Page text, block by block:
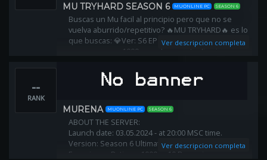
MU TRYHARD SEASON 6 MUONLINE PC SEASON 6
Buscas un Mu facil al principio pero que no se
vuelva aburrido/repetitivo? 🔥MU TRYHARD🔥 es lo
que buscas: 💎Ver: S6 EP14💎Exp Dinamica:
comenzas con 1000 y con los resets disminuye, a
Pts p/resets: 800💎
Ver descripcion completa
--
RANK
MURENA MUONLINE PC SEASON 6
ABOUT THE SERVER:
Launch date: 03.05.2024 - at 20:00 MSC time.
Version: Season 6 Ultimate Part 18
Experience Rating: x1000 - x10 Dynamic
Ver descripcion completa